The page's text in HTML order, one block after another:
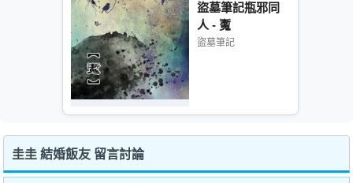
盜墓筆記瓶邪同
人 - 魙
盜墓筆記
圭圭 結婚飯友 留言討論